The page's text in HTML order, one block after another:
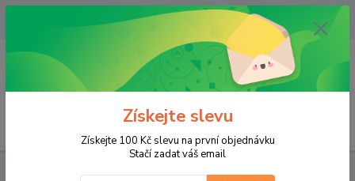
OPAVA 733537099/HLUČÍN
734541648/OLOMOUC 734593593
0,00 CZK
PRO STROJE NÁHRADNÍ DÍLY MX MOTORKY
ŘETĚZY,
Získejte slevu
Získejte 100 Kč slevu na první objednávku
Stačí zadat váš email